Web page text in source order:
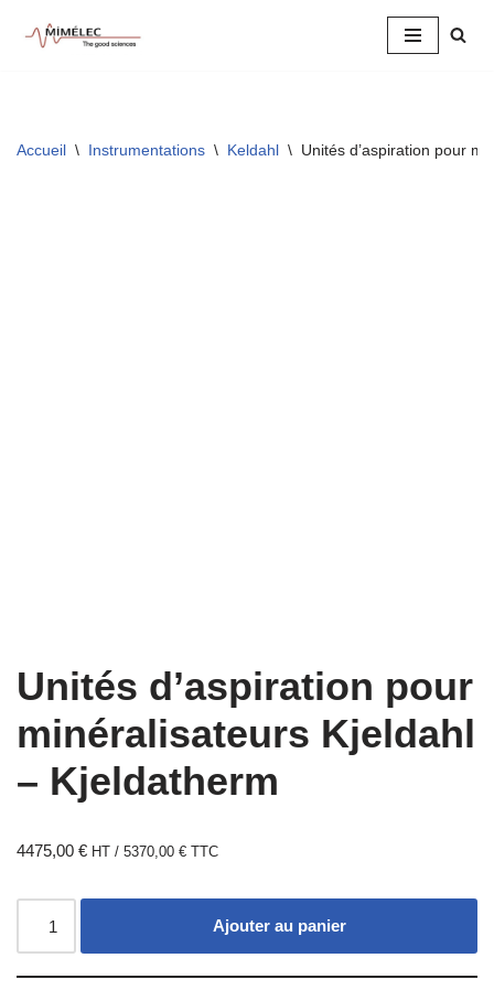
Accueil \ Instrumentations \ Keldahl \ Unités d’aspiration pour
Unités d’aspiration pour
minéralisateurs Kjeldahl
– Kjeldatherm
4475,00 € HT / 5370,00 € TTC
Ajouter au panier